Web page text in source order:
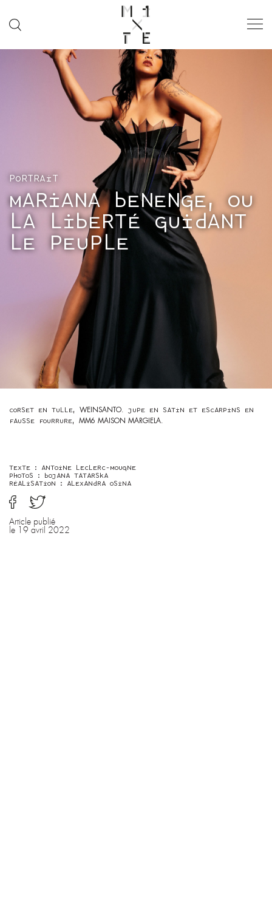
“IN PRAISE OF
GENTLENESS”
SS26 ISSUE
MODE
FASHION WEEK
SOCIÉTÉ
MUSIQUE
CINÉMA
ART & CULTURE
NEWS
ENGLISH TEXTS
ABOUT
PORTRAIT
MARIANA BENENGE, OU
LA LIBERTÉ GUIDANT
LE PEUPLE
CORSET EN TULLE, WEINSANTO.
JUPE EN SATIN ET ESCARPINS EN
FAUSSE FOURRURE, MM6 MAISON MARGIELA.
TEXTE : ANTOINE LECLERC-MOUGNE
PHOTOS : BOJANA TATARSKA
RÉALISATION : ALEXANDRA OSINA
Article publié
le 19 avril 2022